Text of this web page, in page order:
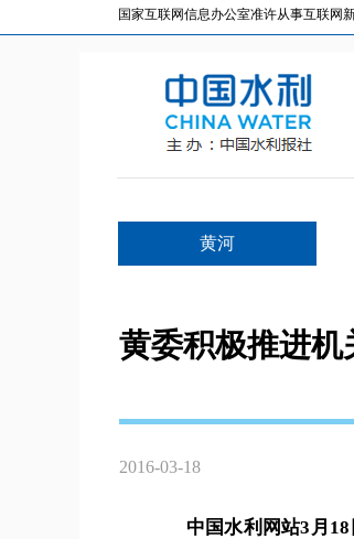
国家互联网信息办公室准许从事互联网
黄河
黄委积极推进机
2016-03-18
中国水利网站3月18